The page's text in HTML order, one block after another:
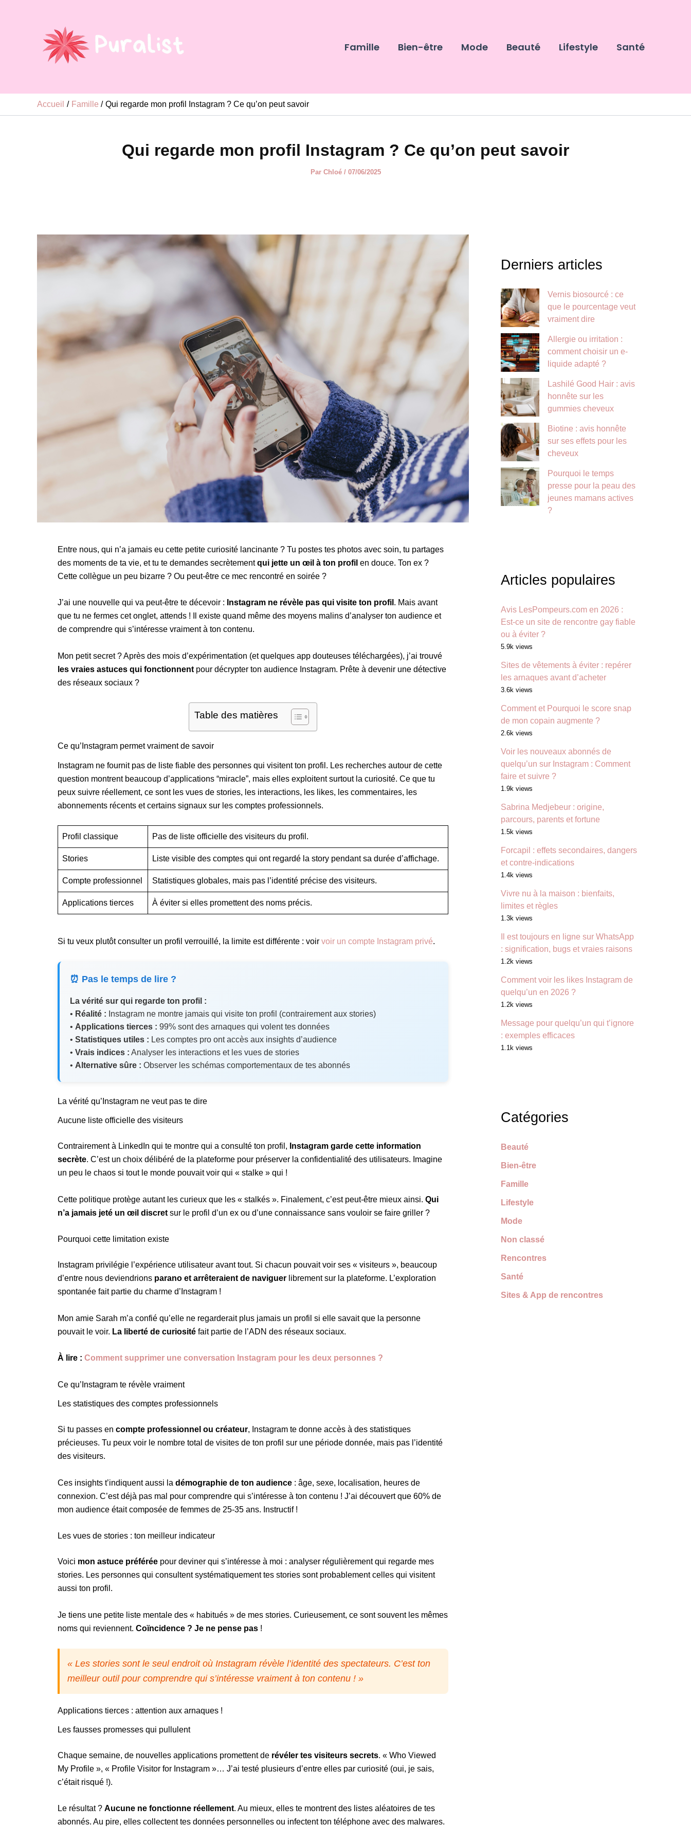
Famille Bien-être Mode Beauté Lifestyle Santé
Accueil Famille Qui regarde mon profil Instagram ? Ce qu’on peut savoir
Qui regarde mon profil Instagram ? Ce qu’on peut savoir
Par Chloé / 07/06/2025
Entre nous, qui n’a jamais eu cette petite curiosité lancinante ? Tu postes tes photos avec soin, tu partages
des moments de ta vie, et tu te demandes secrètementqui jette un œil à ton profil en douce. Ton ex ?
Cette collègue un peu bizarre ? Ou peut-être ce mec rencontré en soirée ?
J’ai une nouvelle qui va peut-être te décevoir : Instagram ne révèle pas qui visite ton profil . Mais avant
que tu ne fermes cet onglet, attends ! Il existe quand même des moyens malins d’analyser ton audience et
de comprendre qui s’intéresse vraiment à ton contenu.
Mon petit secret ? Après des mois d’expérimentation (et quelques app douteuses téléchargées), j’ai trouvé
les vraies astuces qui fonctionnent pour décrypter ton audience Instagram. Prête à devenir une détective
des réseaux sociaux ?
Table des matières
Ce qu’Instagram permet vraiment de savoir
Instagram ne fournit pas de liste fiable des personnes qui visitent ton profil. Les recherches autour de cette
question montrent beaucoup d’applications “miracle”, mais elles exploitent surtout la curiosité. Ce que tu
peux suivre réellement, ce sont les vues de stories, les interactions, les likes, les commentaires, les
abonnements récents et certains signaux sur les comptes professionnels.
Profil classique Pas de liste officielle des visiteurs du profil.
Stories Liste visible des comptes qui ont regardé la story pendant sa durée d’affichage.
Compte professionnel Statistiques globales, mais pas l’identité précise des visiteurs.
Applications tierces À éviter si elles promettent des noms précis.
Si tu veux plutôt consulter un profil verrouillé, la limite est différente : voir voir un compte Instagram privé.
⏰ Pas le temps de lire ?
La vérité sur qui regarde ton profil :
• Réalité : Instagram ne montre jamais qui visite ton profil (contrairement aux stories)
• Applications tierces : 99% sont des arnaques qui volent tes données
• Statistiques utiles : Les comptes pro ont accès aux insights d’audience
• Vrais indices : Analyser les interactions et les vues de stories
• Alternative sûre : Observer les schémas comportementaux de tes abonnés
La vérité qu’Instagram ne veut pas te dire
Aucune liste officielle des visiteurs
Contrairement à LinkedIn qui te montre qui a consulté ton profil, Instagram garde cette information
secrète. C’est un choix délibéré de la plateforme pour préserver la confidentialité des utilisateurs. Imagine
un peu le chaos si tout le monde pouvait voir qui « stalke » qui !
Cette politique protège autant les curieux que les « stalkés ». Finalement, c’est peut-être mieux ainsi. Qui
n’a jamais jeté un œil discret sur le profil d’un ex ou d’une connaissance sans vouloir se faire griller ?
Pourquoi cette limitation existe
Instagram privilégie l’expérience utilisateur avant tout. Si chacun pouvait voir ses « visiteurs », beaucoup
d’entre nous deviendrions parano et arrêteraient de naviguer librement sur la plateforme. L’exploration
spontanée fait partie du charme d’Instagram !
Mon amie Sarah m’a confié qu’elle ne regarderait plus jamais un profil si elle savait que la personne
pouvait le voir. La liberté de curiosité fait partie de l’ADN des réseaux sociaux.
À lire : Comment supprimer une conversation Instagram pour les deux personnes ?
Ce qu’Instagram te révèle vraiment
Les statistiques des comptes professionnels
Si tu passes en compte professionnel ou créateur, Instagram te donne accès à des statistiques
précieuses. Tu peux voir le nombre total de visites de ton profil sur une période donnée, mais pas l’identité
des visiteurs.
Ces insights t’indiquent aussi la démographie de ton audience : âge, sexe, localisation, heures de
connexion. C’est déjà pas mal pour comprendre qui s’intéresse à ton contenu ! J’ai découvert que 60% de
mon audience était composée de femmes de 25-35 ans. Instructif !
Les vues de stories : ton meilleur indicateur
Voici mon astuce préférée pour deviner qui s’intéresse à moi : analyser régulièrement qui regarde mes
stories. Les personnes qui consultent systématiquement tes stories sont probablement celles qui visitent
aussi ton profil.
Je tiens une petite liste mentale des « habitués » de mes stories. Curieusement, ce sont souvent les mêmes
noms qui reviennent. Coïncidence ? Je ne pense pas !
« Les stories sont le seul endroit où Instagram révèle l’identité des spectateurs. C’est ton
meilleur outil pour comprendre qui s’intéresse vraiment à ton contenu ! »
Applications tierces : attention aux arnaques !
Les fausses promesses qui pullulent
Chaque semaine, de nouvelles applications promettent de révéler tes visiteurs secrets. « Who Viewed
My Profile », « Profile Visitor for Instagram »… J’ai testé plusieurs d’entre elles par curiosité (oui, je sais,
c’était risqué !).
Le résultat ? Aucune ne fonctionne réellement. Au mieux, elles te montrent des listes aléatoires de tes
abonnés. Au pire, elles collectent tes données personnelles ou infectent ton téléphone avec des malwares.
Derniers articles
Vernis biosourcé : ce
que le pourcentage veut
vraiment dire
Allergie ou irritation :
comment choisir un e-
liquide adapté ?
Lashilé Good Hair : avis
honnête sur les
gummies cheveux
Biotine : avis honnête
sur ses effets pour les
cheveux
Pourquoi le temps
presse pour la peau des
jeunes mamans actives
?
Articles populaires
Avis LesPompeurs.com en 2026 :
Est-ce un site de rencontre gay fiable
ou à éviter ?
5.9k views
Sites de vêtements à éviter : repérer
les arnaques avant d’acheter
3.6k views
Comment et Pourquoi le score snap
de mon copain augmente ?
2.6k views
Voir les nouveaux abonnés de
quelqu’un sur Instagram : Comment
faire et suivre ?
1.9k views
Sabrina Medjebeur : origine,
parcours, parents et fortune
1.5k views
Forcapil : effets secondaires, dangers
et contre-indications
1.4k views
Vivre nu à la maison : bienfaits,
limites et règles
1.3k views
Il est toujours en ligne sur WhatsApp
: signification, bugs et vraies raisons
1.2k views
Comment voir les likes Instagram de
quelqu’un en 2026 ?
1.2k views
Message pour quelqu’un qui t’ignore
: exemples efficaces
1.1k views
Catégories
Beauté
Bien-être
Famille
Lifestyle
Mode
Non classé
Rencontres
Santé
Sites & App de rencontres